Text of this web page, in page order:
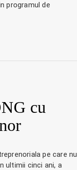
programul de
cu
pe care nu
ultimii cinci ani, a